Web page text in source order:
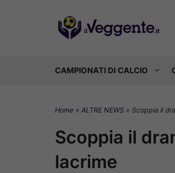
CAMPIONATI DI CALCIO
Home » ALTRE NEWS » Scoppia il
Scoppia il
lacrime